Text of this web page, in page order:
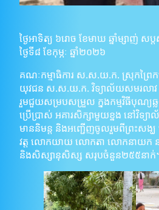
ថ្ងៃអាទិត្យ​ ៦រោច​ ខែមាឃ​ ឆ្នាំម្សាញ់​
ថ្ងៃទី​៨​ ខែកុម្ភៈ​ ឆ្នាំ២០២៦​
គណៈកម្មាធិការ ស.ស.យ.ក. ស្រុកព្រៃក
យុវជន​ ស.ស.យ.ក​. វិទ្យាល័យសមរលា
រួមជួយសម្របសម្រួល ក្នុងកម្មវិធីបុណ្យឆ្
ប្រើប្រាស់ អគារសិក្សាមួយខ្នង នៅវិទ្យា
មាននិមន្ត និងអញ្ជើញចូលរួមពីព្រះសង្ឃ
វត្ត លោកយាយ លោកតា លោកនាយក ន
និងសិស្សានុសិស្ស សរុបចំនួន២៥៥នាក់